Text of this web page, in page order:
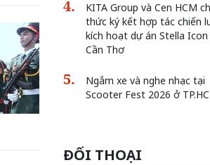
KITA Group và Cen HCM
thức ký kết hợp tác chiến
kích hoạt dự án Stella
Cần Thơ
Ngắm xe và nghe nhạc tại
Scooter Fest 2026 ở
ĐỐI THOẠI